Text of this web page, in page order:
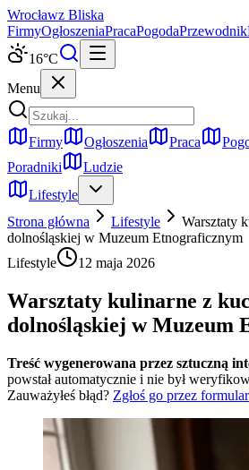
Wrocławz Bliska
FirmyOgłoszeniaPracaPogodaPrzewodnik
16°C
Menu
Firmy Ogłoszenia Praca
Poradniki
Ludzie
Lifestyle
Strona główna
Lifestyle
Warsztaty
dolnośląskiej w Muzeum Etnograficznym
Lifestyle
12 maja 2026
Warsztaty kulinarne z
dolnośląskiej w Muzeum
Treść wygenerowana przez sztuczną
powstał automatycznie i nie był
Zauważyłeś błąd? Zgłoś go przez